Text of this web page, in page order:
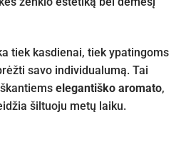
tiek kasdienai, tiek ypatingoms
savo individualumą. Tai
elegantiško aromato,
šiltuoju metų laiku.